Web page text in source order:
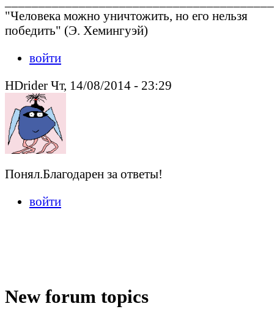
"Человека можно уничтожить, но его нельзя
победить" (Э. Хемингуэй)
войти
HDrider Чт, 14/08/2014 - 23:29
Понял.Благодарен за ответы!
войти
New forum topics